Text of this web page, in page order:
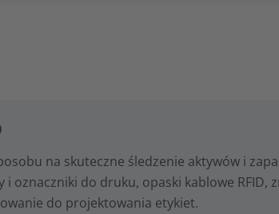
na skuteczne śledzenie aktywów i
i oznaczniki do druku, opaski kablowe RFID,
do projektowania etykiet.